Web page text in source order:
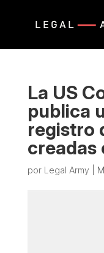
La US
publica
registro
creadas
por Legal Army